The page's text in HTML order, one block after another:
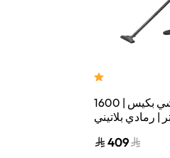
مكنسة هيتاشي بكيس | 1600
| سعة 5 لتر | رمادي بلاتيني
409